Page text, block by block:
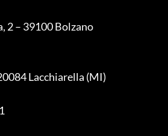
2 – 39100 Bolzano
Lacchiarella (MI)